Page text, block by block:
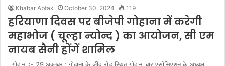
Khabar Abtak October 30, 2024 119
हरियाणा दिवस पर बीजेपी गोहाना में करेगी
महाभोज ( चूल्हा न्योन्द ) का आयोजन, सी एम
नायब सैनी होंगें शामिल
गोहाना :- 29 अक्तूबर : गोहाना के जींद रोड स्थित गोहाना बार एसोसिएशन के अध्यक्ष